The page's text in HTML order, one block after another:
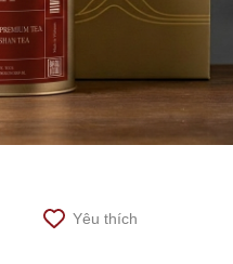
Yêu thích